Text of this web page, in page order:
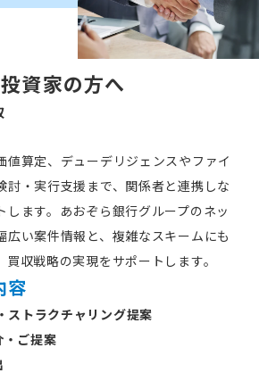
資家の方へ
値算定、デューデリジェンスやファイ
討・実行支援まで、関係者と連携しな
します。あおぞら銀行グループのネッ
広い案件情報と、複雑なスキームにも
収戦略の実現をサポートします。
容
ストラクチャリング提案
・ご提案